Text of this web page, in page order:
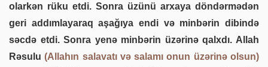
olarkən rüku etdi. Sonra üzünü arxaya döndərmədən
geri addımlayaraq aşağıya endi və minbərin dibində
səcdə etdi. Sonra yenə minbərin üzərinə qalxdı. Allah
Rəsulu(Allahın salavatı və salamı onun üzərinə olsun)